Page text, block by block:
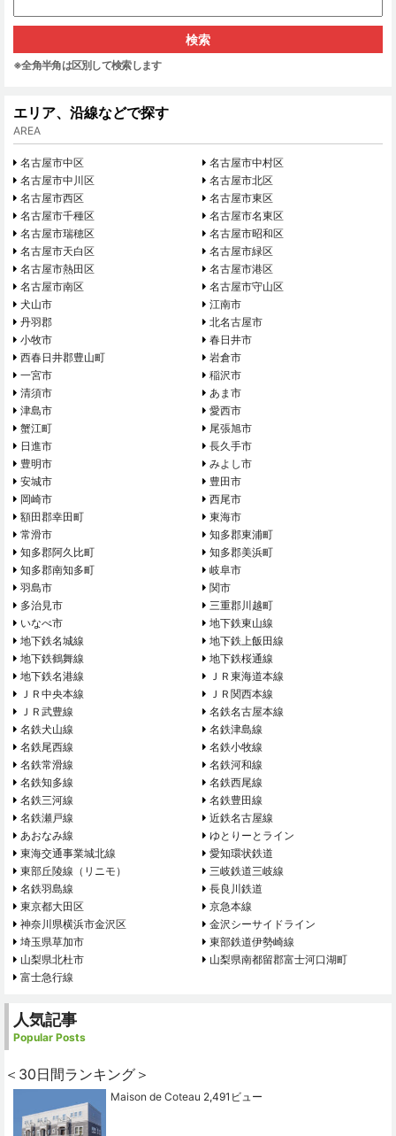
※全角半角は区別して検索します
エリア、沿線などで探す
AREA
名古屋市中区
名古屋市中村区
名古屋市中川区
名古屋市北区
名古屋市西区
名古屋市東区
名古屋市千種区
名古屋市名東区
名古屋市瑞穂区
名古屋市昭和区
名古屋市天白区
名古屋市緑区
名古屋市熱田区
名古屋市港区
名古屋市南区
名古屋市守山区
犬山市
江南市
丹羽郡
北名古屋市
小牧市
春日井市
西春日井郡豊山町
岩倉市
一宮市
稲沢市
清須市
あま市
津島市
愛西市
蟹江町
尾張旭市
日進市
長久手市
豊明市
みよし市
安城市
豊田市
岡崎市
西尾市
額田郡幸田町
東海市
常滑市
知多郡東浦町
知多郡阿久比町
知多郡美浜町
知多郡南知多町
岐阜市
羽島市
関市
多治見市
三重郡川越町
いなべ市
地下鉄東山線
地下鉄名城線
地下鉄上飯田線
地下鉄鶴舞線
地下鉄桜通線
地下鉄名港線
ＪＲ東海道本線
ＪＲ中央本線
ＪＲ関西本線
ＪＲ武豊線
名鉄名古屋本線
名鉄犬山線
名鉄津島線
名鉄尾西線
名鉄小牧線
名鉄常滑線
名鉄河和線
名鉄知多線
名鉄西尾線
名鉄三河線
名鉄豊田線
名鉄瀬戸線
近鉄名古屋線
あおなみ線
ゆとりーとライン
東海交通事業城北線
愛知環状鉄道
東部丘陵線（リニモ）
三岐鉄道三岐線
名鉄羽島線
長良川鉄道
東京都大田区
京急本線
神奈川県横浜市金沢区
金沢シーサイドライン
埼玉県草加市
東部鉄道伊勢崎線
山梨県北杜市
山梨県南都留郡富士河口湖町
富士急行線
人気記事
Popular Posts
＜30日間ランキング＞
Maison de Coteau 2,491ビュー